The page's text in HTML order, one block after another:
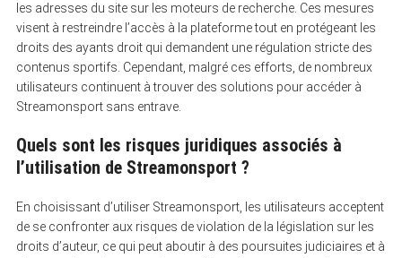
les adresses du site sur les moteurs de recherche. Ces mesures
visent à restreindre l’accès à la plateforme tout en protégeant les
droits des ayants droit qui demandent une régulation stricte des
contenus sportifs. Cependant, malgré ces efforts, de nombreux
utilisateurs continuent à trouver des solutions pour accéder à
Streamonsport sans entrave.
Quels sont les risques juridiques associés à
l’utilisation de Streamonsport ?
En choisissant d’utiliser Streamonsport, les utilisateurs acceptent
de se confronter aux risques de violation de la législation sur les
droits d’auteur, ce qui peut aboutir à des poursuites judiciaires et à